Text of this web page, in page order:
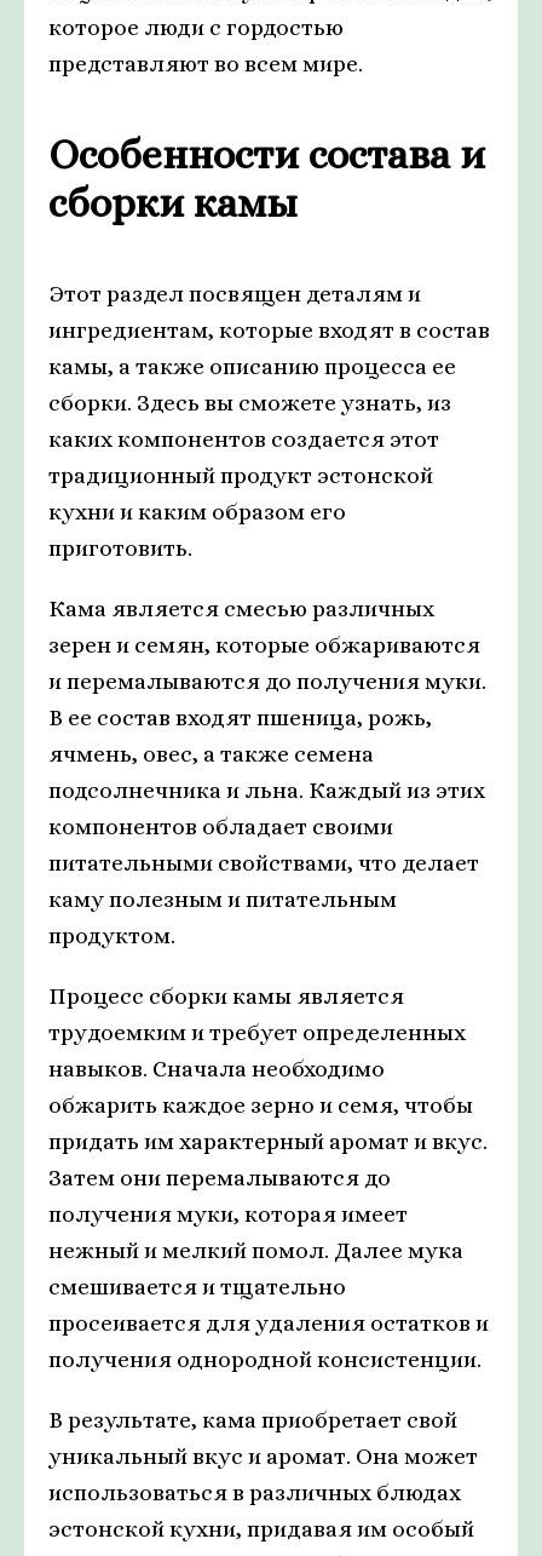
которое люди с гордостью
представляют во всем мире.
Особенности состава и
сборки камы
Этот раздел посвящен деталям и
ингредиентам, которые входят в состав
камы, а также описанию процесса ее
сборки. Здесь вы сможете узнать, из
каких компонентов создается этот
традиционный продукт эстонской
кухни и каким образом его
приготовить.
Кама является смесью различных
зерен и семян, которые обжариваются
и перемалываются до получения муки.
В ее состав входят пшеница, рожь,
ячмень, овес, а также семена
подсолнечника и льна. Каждый из этих
компонентов обладает своими
питательными свойствами, что делает
каму полезным и питательным
продуктом.
Процесс сборки камы является
трудоемким и требует определенных
навыков. Сначала необходимо
обжарить каждое зерно и семя, чтобы
придать им характерный аромат и вкус.
Затем они перемалываются до
получения муки, которая имеет
нежный и мелкий помол. Далее мука
смешивается и тщательно
просеивается для удаления остатков и
получения однородной консистенции.
В результате, кама приобретает свой
уникальный вкус и аромат. Она может
использоваться в различных блюдах
эстонской кухни, придавая им особый